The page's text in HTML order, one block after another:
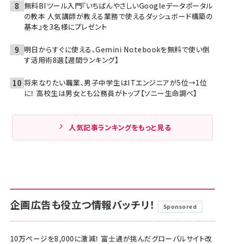
無料BIツール入門『いちばんやさしいGoogleデータポータル
の教本 人気講師が教える業務で使えるダッシュボード構築の
基本』を3名様にプレゼント
明日からすぐに使える、Gemini Notebookを無料で使い倒
す活用術8選【週間ランキング】
将来なりたい職業、男子中学生はITエンジニアが5位→1位
に！ 高校生は男女とも公務員がトップ【ソニー生命調べ】
人気記事ランキングをもっと見る
企画広告も役立つ情報バッチリ！ Sponsored
10万ページを8,000に激減！ 富士通が挑んだグローバルサイト改